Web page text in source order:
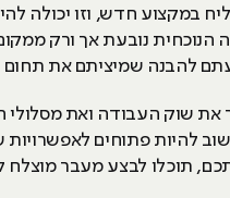
במקצוע חדש, וזו יכולה
הנוכחית נובעת אך ורק
להבנה שמיציתם את
שוק העבודה ואת מסלולי
להיות פתוחים
תוכלו לבצע מעבר